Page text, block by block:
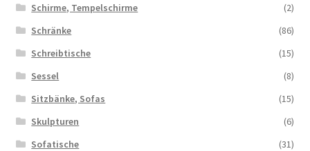
Schirme, Tempelschirme
(2)
Schränke
(86)
Schreibtische
(15)
Sessel
(8)
Sitzbänke, Sofas
(15)
Skulpturen
(6)
Sofatische
(31)